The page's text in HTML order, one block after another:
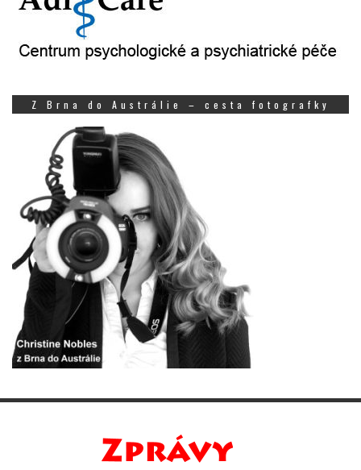
Z Brna do Austrálie – cesta fotografky